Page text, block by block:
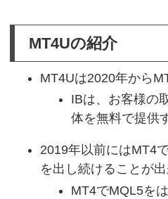
MT4Uの紹介
MT4Uは2020年から
IBは、お客様の
体を無料で提供
2019年以前にはMT4
を出し続けることが
MT4でMQL5を